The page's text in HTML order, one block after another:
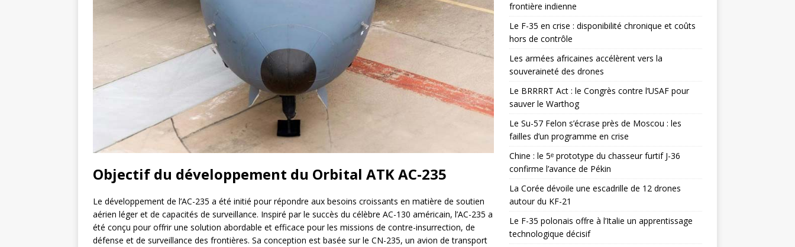
Objectif du développement du Orbital ATK AC-235
Le développement de l’AC-235 a été initié pour répondre aux besoins croissants en matière de soutien
aérien léger et de capacités de surveillance. Inspiré par le succès du célèbre AC-130 américain, l’AC-235 a
été conçu pour offrir une solution abordable et efficace pour les missions de contre-insurrection, de
défense et de surveillance des frontières. Sa conception est basée sur le CN-235, un avion de transport
frontière indienne
Le F-35 en crise : disponibilité chronique et coûts
hors de contrôle
Les armées africaines accélèrent vers la
souveraineté des drones
Le BRRRRT Act : le Congrès contre l’USAF pour
sauver le Warthog
Le Su-57 Felon s’écrase près de Moscou : les
failles d’un programme en crise
Chine : le 5ᵉ prototype du chasseur furtif J-36
confirme l’avance de Pékin
La Corée dévoile une escadrille de 12 drones
autour du KF-21
Le F-35 polonais offre à l’Italie un apprentissage
technologique décisif